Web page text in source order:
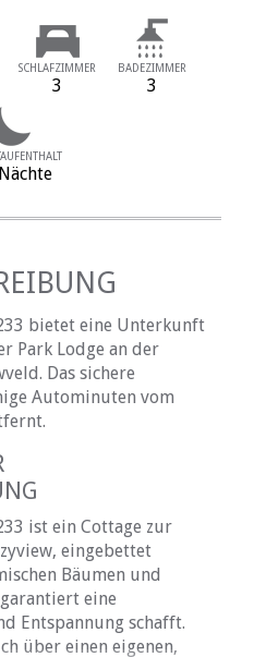
SCHLAFZIMMER
3
BADEZIMMER
3
bietet eine Unterkunft
Park Lodge an der
Das sichere
Autominuten vom
ist ein Cottage zur
eingebettet
Bäumen und
eine
Entspannung schafft.
über einen eigenen,